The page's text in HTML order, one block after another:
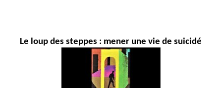
Le loup des steppes : mener une vie de suicidé